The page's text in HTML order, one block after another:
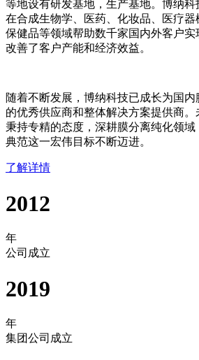
等地设有研发基地，生产基地。博纳
在合成生物学、医药、化妆品、医疗器
保健品等领域帮助数千家国内外客户
改善了客户产能和经济效益。
随着不断发展，博纳科技已成长为国
的优秀供应商和整体解决方案提供商
秉持专精的态度，深耕膜分离纯化领
典范这一宏伟目标不断迈进。
了解详情
2012
年
公司成立
2019
年
集团公司成立